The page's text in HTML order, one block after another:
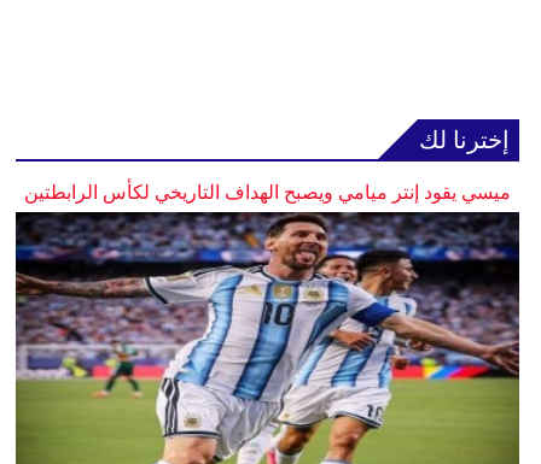
إخترنا لك
ميسي يقود إنتر ميامي ويصبح الهداف التاريخي لكأس الرابطتين